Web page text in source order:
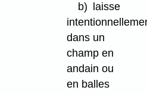
b)
laisse
dans un
champ en
andain ou
en balles